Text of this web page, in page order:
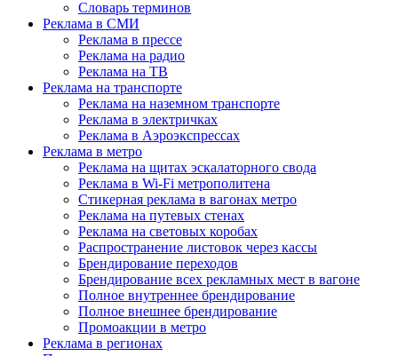
Словарь терминов
Реклама в СМИ
Реклама в прессе
Реклама на радио
Реклама на ТВ
Реклама на транспорте
Реклама на наземном транспорте
Реклама в электричках
Реклама в Аэроэкспрессах
Реклама в метро
Реклама на щитах эскалаторного свода
Реклама в Wi-Fi метрополитена
Стикерная реклама в вагонах метро
Реклама на путевых стенах
Реклама на световых коробах
Распространение листовок через кассы
Брендирование переходов
Брендирование всех рекламных мест в вагоне
Полное внутреннее брендирование
Полное внешнее брендирование
Промоакции в метро
Реклама в регионах